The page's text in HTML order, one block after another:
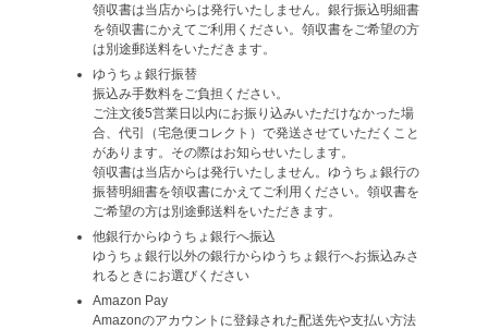
領収書は当店からは発行いたしません。銀行振込明細書
を領収書にかえてご利用ください。領収書をご希望の方
は別途郵送料をいただきます。
ゆうちょ銀行振替
振込み手数料をご負担ください。
ご注文後5営業日以内にお振り込みいただけなかった場
合、代引（宅急便コレクト）で発送させていただくこと
があります。その際はお知らせいたします。
領収書は当店からは発行いたしません。ゆうちょ銀行の
振替明細書を領収書にかえてご利用ください。領収書を
ご希望の方は別途郵送料をいただきます。
他銀行からゆうちょ銀行へ振込
ゆうちょ銀行以外の銀行からゆうちょ銀行へお振込みさ
れるときにお選びください
Amazon Pay
Amazonのアカウントに登録された配送先や支払い方法